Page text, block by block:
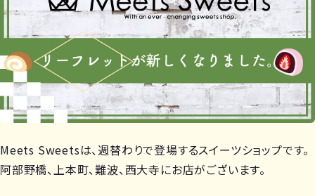
Meets Sweetsは、週替わりで登場するスイーツショップです。
阿部野橋、上本町、難波、西大寺にお店がございます。